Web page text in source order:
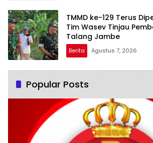
TMMD ke-129 Terus
Tim Wasev Tinjau
Talang Jambe
Berita Agustus 7, 2026
Popular Posts